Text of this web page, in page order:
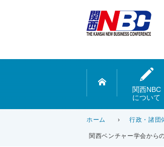
関西NBC
について
ホーム › 行政・諸団
関西ベンチャー学会から